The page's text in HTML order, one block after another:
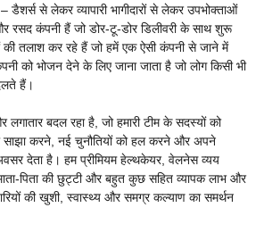
डैशर्स से लेकर व्यापारी भागीदारों से लेकर उपभोक्ताओं
रसद कंपनी हैं जो डोर-टू-डोर डिलीवरी के साथ शुरू
तलाश कर रहे हैं जो हमें एक ऐसी कंपनी से जाने में
को भोजन देने के लिए जाना जाता है जो लोग किसी भी
हैं।
लगातार बदल रहा है, जो हमारी टीम के सदस्यों को
साझा करने, नई चुनौतियों को हल करने और अपने
देता है। हम प्रीमियम हेल्थकेयर, वेलनेस व्यय
माता-पिता की छुट्टी और बहुत कुछ सहित व्यापक लाभ और
की खुशी, स्वास्थ्य और समग्र कल्याण का समर्थन